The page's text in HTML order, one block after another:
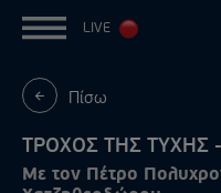
LIVE
Πίσω
ΤΡΟΧΟΣ ΤΗΣ ΤΥΧΗΣ
Με τον Πέτρο